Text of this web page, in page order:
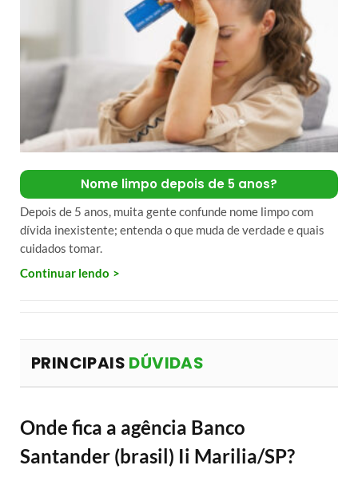
Nome limpo depois de 5 anos?
Depois de 5 anos, muita gente confunde nome limpo com
dívida inexistente; entenda o que muda de verdade e quais
cuidados tomar.
Continuar lendo
PRINCIPAIS DÚVIDAS
Onde fica a agência Banco
Santander (brasil) Ii Marilia/SP?